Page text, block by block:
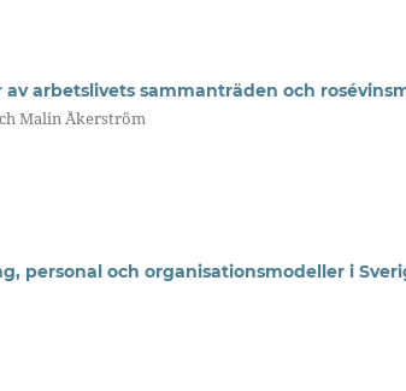
av arbetslivets sammanträden och
Malin Åkerström
personal och organisationsmodeller i